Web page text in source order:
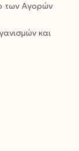
των Αγορών
και